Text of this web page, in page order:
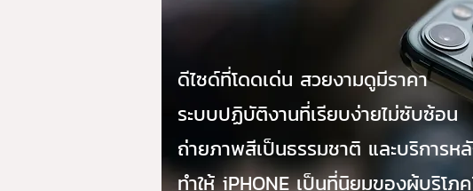
ดีไซด์ที่โดดเด่น สวยงามดูมีราคา
ระบบปฏิบัติงานที่เรียบง่ายไม่ซับซ้อน
ถ่ายภาพสีเป็นธรรมชาติ และบริการห
ทำให้ iPHONE เป็นที่นิยมของผู้บริโภ